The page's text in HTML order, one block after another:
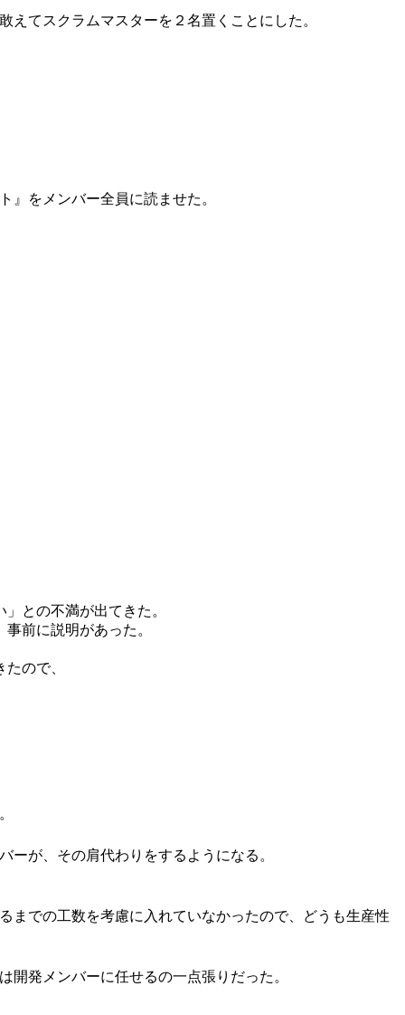
てスクラムマスターを２名置くことにした。
』をメンバー全員に読ませた。
との不満が出てきた。
前に説明があった。
ので、
が、その肩代わりをするようになる。
までの工数を考慮に入れていなかったので、どうも生産性
開発メンバーに任せるの一点張りだった。